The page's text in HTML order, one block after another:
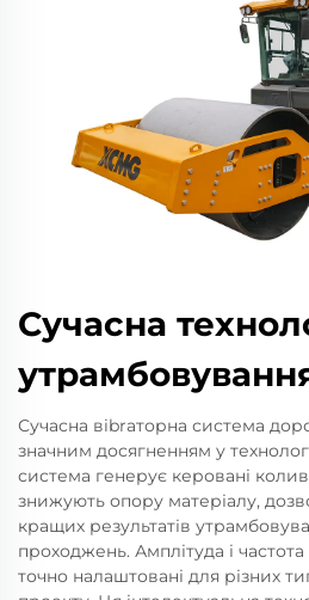
Сучасна
Сучасна вibrаторна система
значним досягненням у
система генерує керовані
знижують опору матеріалу,
кращих результатів
проходжень. Амплітуда і
точно налаштовані для різних